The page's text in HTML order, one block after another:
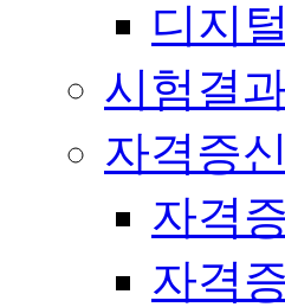
디지
시험결
자격증
자격
자격